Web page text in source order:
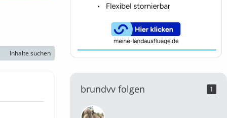
Inhalte suchen
brundvv folgen 1